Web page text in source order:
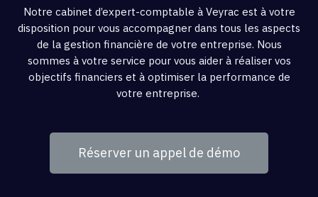
Notre cabinet d’expert-comptable à Veyrac est à votre
disposition pour vous accompagner dans tous les aspects
de la gestion financière de votre entreprise. Nous
sommes à votre service pour vous aider à réaliser vos
objectifs financiers et à optimiser la performance de
votre entreprise.
Réserver un appel de démo